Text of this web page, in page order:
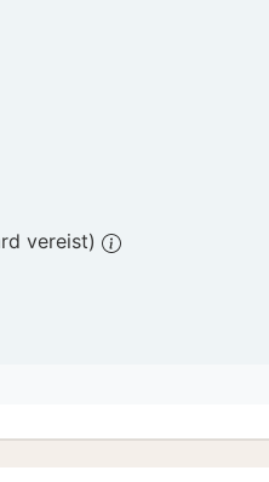
vereist)